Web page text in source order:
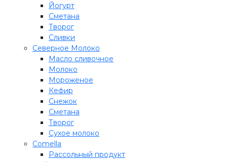
Йогурт
Сметана
Творог
Сливки
Северное Молоко
Масло сливочное
Молоко
Мороженое
Кефир
Снежок
Сметана
Творог
Сухое молоко
Comеlla
Рассольный продукт